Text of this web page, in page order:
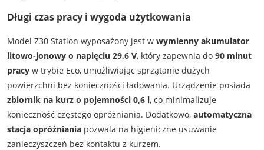
Długi czas pracy i wygoda użytkowania
Model Z30 Station wyposażony jest w wymienny akumulator
litowo-jonowy o napięciu 29,6 V, który zapewnia do 90 minut
pracyw trybie Eco, umożliwiając sprzątanie dużych
powierzchni bez konieczności ładowania. Urządzenie posiada
zbiornik na kurz o pojemności 0,6 l, co minimalizuje
konieczność częstego opróżniania. Dodatkowo, automatyczna
stacja opróżnianiapozwala na higieniczne usuwanie
zanieczyszczeń bez kontaktu z kurzem.